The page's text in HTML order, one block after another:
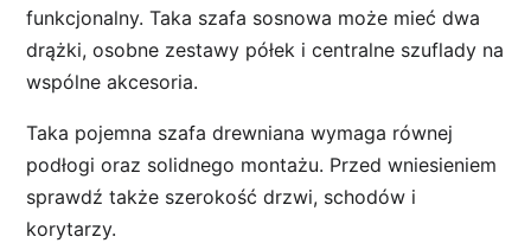
funkcjonalny. Taka szafa sosnowa może mieć dwa
drążki, osobne zestawy półek i centralne szuflady na
wspólne akcesoria.
Taka pojemna szafa drewniana wymaga równej
podłogi oraz solidnego montażu. Przed wniesieniem
sprawdź także szerokość drzwi, schodów i
korytarzy.